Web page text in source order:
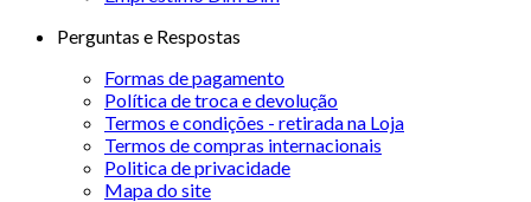
Perguntas e Respostas
Formas de pagamento
Política de troca e devolução
Termos e condições - retirada na Loja
Termos de compras internacionais
Politica de privacidade
Mapa do site